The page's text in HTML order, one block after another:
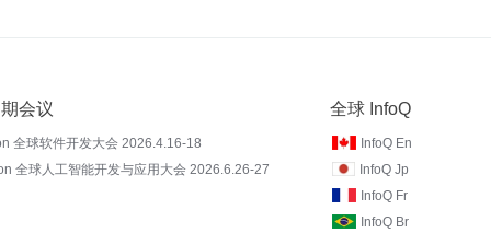
会议
全球软件开发大会 2026.4.16-18
全球人工智能开发与应用大会 2026.6.26-27
全球 InfoQ
InfoQ En
InfoQ Jp
InfoQ Fr
InfoQ Br